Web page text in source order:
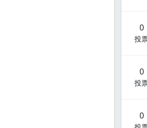
0
投
0
投
0